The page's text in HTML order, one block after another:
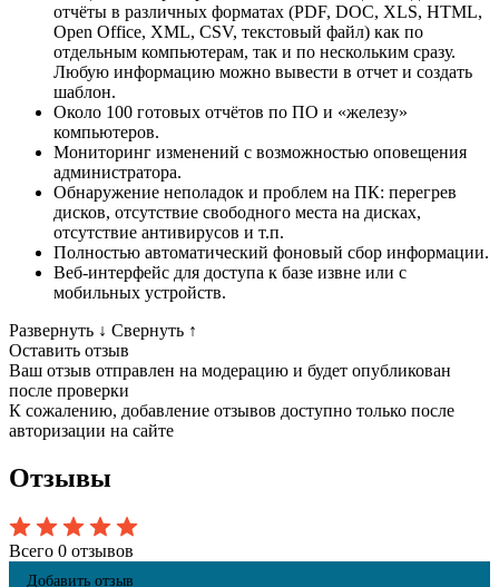
отчёты в различных форматах (PDF, DOC, XLS, HTML,
Open Office, XML, CSV, текстовый файл) как по
отдельным компьютерам, так и по нескольким сразу.
Любую информацию можно вывести в отчет и создать
шаблон.
Около 100 готовых отчётов по ПО и «железу»
компьютеров.
Мониторинг изменений с возможностью оповещения
администратора.
Обнаружение неполадок и проблем на ПК: перегрев
дисков, отсутствие свободного места на дисках,
отсутствие антивирусов и т.п.
Полностью автоматический фоновый сбор информации.
Веб-интерфейс для доступа к базе извне или с
мобильных устройств.
Развернуть ↓ Свернуть ↑
Оставить отзыв
Ваш отзыв отправлен на модерацию и будет опубликован
после проверки
К сожалению, добавление отзывов доступно только после
авторизации на сайте
Отзывы
Всего 0 отзывов
Добавить отзыв